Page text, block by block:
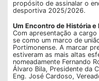
propósito de assinalar o
desportiva 2025/2026.
Um Encontro de História e
Com apresentação a
se como um marco de
Portimonense. A marcar
estiveram as mais altas
nomeadamente Fernando
Álvaro Bila, Presidente da
Eng. José Cardoso,